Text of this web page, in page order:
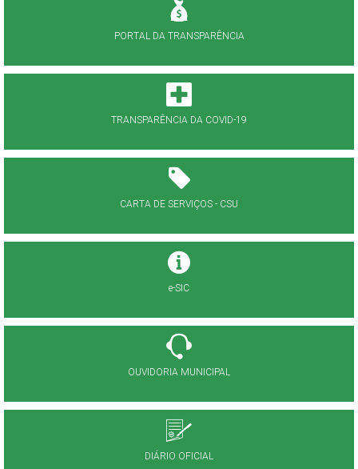
PORTAL DA TRANSPARÊNCIA
TRANSPARÊNCIA DA COVID-19
CARTA DE SERVIÇOS - CSU
e-SIC
OUVIDORIA MUNICIPAL
DIÁRIO OFICIAL